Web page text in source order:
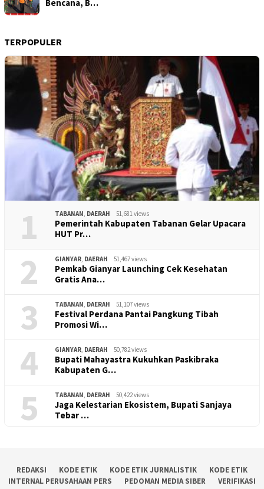
Bencana, B…
TERPOPULER
1 TABANAN, DAERAH 51,681 views
Pemerintah Kabupaten Tabanan Gelar Upacara
HUT Pr…
2 GIANYAR, DAERAH 51,467 views
Pemkab Gianyar Launching Cek Kesehatan
Gratis Ana…
3 TABANAN, DAERAH 51,107 views
Festival Perdana Pantai Pangkung Tibah
Promosi Wi…
4 GIANYAR, DAERAH 50,782 views
Bupati Mahayastra Kukuhkan Paskibraka
Kabupaten G…
5 TABANAN, DAERAH 50,422 views
Jaga Kelestarian Ekosistem, Bupati Sanjaya
Tebar …
REDAKSI KODE ETIK KODE ETIK JURNALISTIK
KODE ETIK
INTERNAL PERUSAHAAN PERS
PEDOMAN MEDIA SIBER
VERIFIKASI